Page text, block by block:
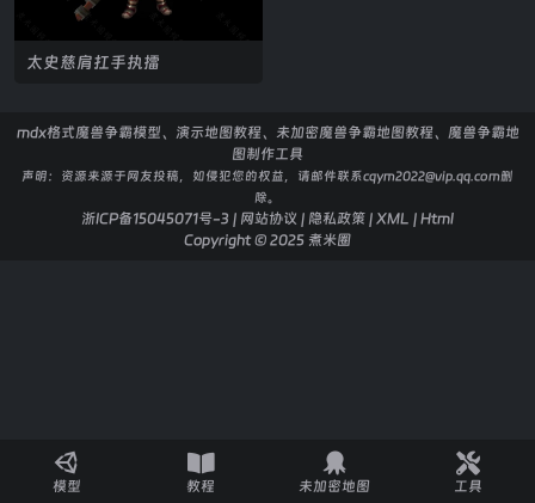
太史慈肩扛手执擂
mdx格式魔兽争霸模型、演示地图教程、未加密魔兽争霸地图教程、魔兽争霸地
图制作工具
声明： 资源来源于网友投稿，如侵犯您的权益，请邮件联系cqym2022@vip.qq.com删
除。
浙ICP备15045071号-3 | 网站协议 | 隐私政策 | XML | Html
Copyright © 2025 煮米圈
模型 教程 未加密地图 工具